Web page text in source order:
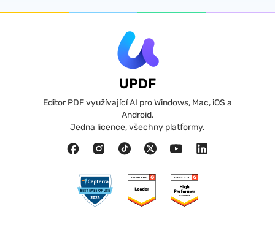
UPDF
Editor PDF využívající AI pro Windows, Mac, iOS a
Android.
Jedna licence, všechny platformy.